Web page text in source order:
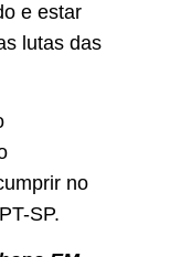
e estar
lutas das
no
SP.